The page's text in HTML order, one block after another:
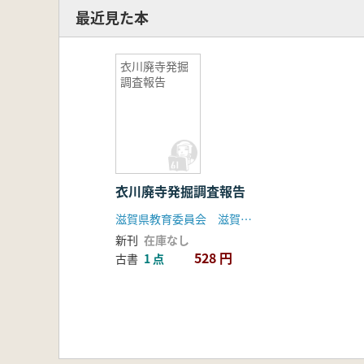
最近見た本
衣川廃寺発掘
調査報告
衣川廃寺発掘調査報告
滋賀県教育委員会 滋賀県文化財保護協会
新刊 在庫なし
古書 1 点 528 円